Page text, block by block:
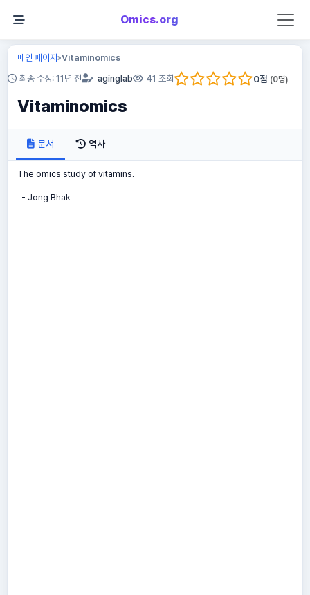
Omics.org
메인 페이지»Vitaminomics
최종 수정: 11년 전 aginglab 41 조회 0점 (0명)
Vitaminomics
문서 역사
The omics study of vitamins.
- Jong Bhak